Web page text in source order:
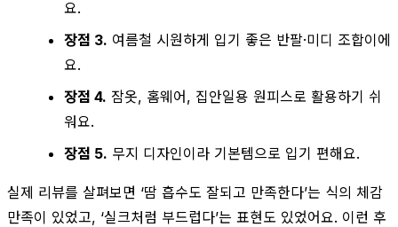
요.
장점 3. 여름철 시원하게 입기 좋은 반팔·미디 조합이에
요.
장점 4. 잠옷, 홈웨어, 집안일용 원피스로 활용하기 쉬
워요.
장점 5. 무지 디자인이라 기본템으로 입기 편해요.
실제 리뷰를 살펴보면 ‘땀 흡수도 잘되고 만족한다’는 식의 체감
만족이 있었고, ‘실크처럼 부드럽다’는 표현도 있었어요. 이런 후